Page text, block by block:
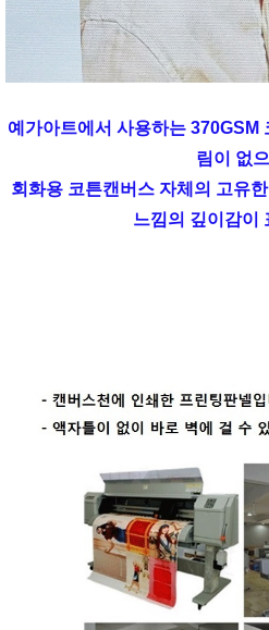
예가아트에서 사용하는 370GSM
림이 없
회화용 코튼캔버스 자체의 고유
느낌의 깊이감이